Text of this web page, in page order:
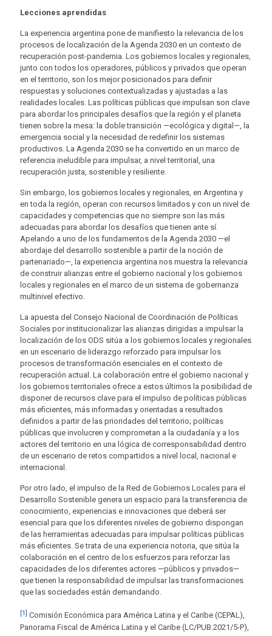
Lecciones aprendidas
La experiencia argentina pone de manifiesto la relevancia de los
procesos de localización de la Agenda 2030 en un contexto de
recuperación post-pandemia. Los gobiernos locales y regionales,
junto con todos los operadores, públicos y privados que operan
en el territorio, son los mejor posicionados para definir
respuestas y soluciones contextualizadas y ajustadas a las
realidades locales. Las políticas públicas que impulsan son clave
para abordar los principales desafíos que la región y el planeta
tienen sobre la mesa: la doble transición —ecológica y digital—, la
emergencia social y la necesidad de redefinir los sistemas
productivos. La Agenda 2030 se ha convertido en un marco de
referencia ineludible para impulsar, a nivel territorial, una
recuperación justa, sostenible y resiliente.
Sin embargo, los gobiernos locales y regionales, en Argentina y
en toda la región, operan con recursos limitados y con un nivel de
capacidades y competencias que no siempre son las más
adecuadas para abordar los desafíos que tienen ante sí.
Apelando a uno de los fundamentos de la Agenda 2030 —el
abordaje del desarrollo sostenible a partir de la noción de
partenariado—, la experiencia argentina nos muestra la relevancia
de construir alianzas entre el gobierno nacional y los gobiernos
locales y regionales en el marco de un sistema de gobernanza
multinivel efectivo.
La apuesta del Consejo Nacional de Coordinación de Políticas
Sociales por institucionalizar las alianzas dirigidas a impulsar la
localización de los ODS sitúa a los gobiernos locales y regionales
en un escenario de liderazgo reforzado para impulsar los
procesos de transformación esenciales en el contexto de
recuperación actual. La colaboración entre el gobierno nacional y
los gobiernos territoriales ofrece a estos últimos la posibilidad de
disponer de recursos clave para el impulso de políticas públicas
más eficientes, más informadas y orientadas a resultados
definidos a partir de las prioridades del territorio; políticas
públicas que involucren y comprometan a la ciudadanía y a los
actores del territorio en una lógica de corresponsabilidad dentro
de un escenario de retos compartidos a nivel local, nacional e
internacional.
Por otro lado, el impulso de la Red de Gobiernos Locales para el
Desarrollo Sostenible genera un espacio para la transferencia de
conocimiento, experiencias e innovaciones que deberá ser
esencial para que los diferentes niveles de gobierno dispongan
de las herramientas adecuadas para impulsar políticas públicas
más eficientes. Se trata de una experiencia notoria, que sitúa la
colaboración en el centro de los esfuerzos para reforzar las
capacidades de los diferentes actores —públicos y privados—
que tienen la responsabilidad de impulsar las transformaciones
que las sociedades están demandando.
[1] Comisión Económica para América Latina y el Caribe (CEPAL),
Panorama Fiscal de América Latina y el Caribe (LC/PUB.2021/5-P),